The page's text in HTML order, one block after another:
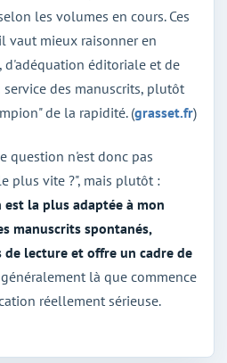
les volumes en cours. Ces
vaut mieux raisonner en
d'adéquation éditoriale et de
des manuscrits, plutôt
de la rapidité. (grasset.fr)
question n'est donc pas
plus vite ?", mais plutôt :
la plus adaptée à mon
manuscrits spontanés,
lecture et offre un cadre de
généralement là que commence
réellement sérieuse.